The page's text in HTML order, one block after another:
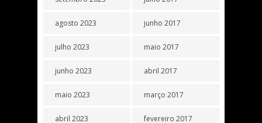
agosto 2023
julho 2023
junho 2023
maio 2023
abril 2023
junho 2017
maio 2017
abril 2017
março 2017
fevereiro 2017